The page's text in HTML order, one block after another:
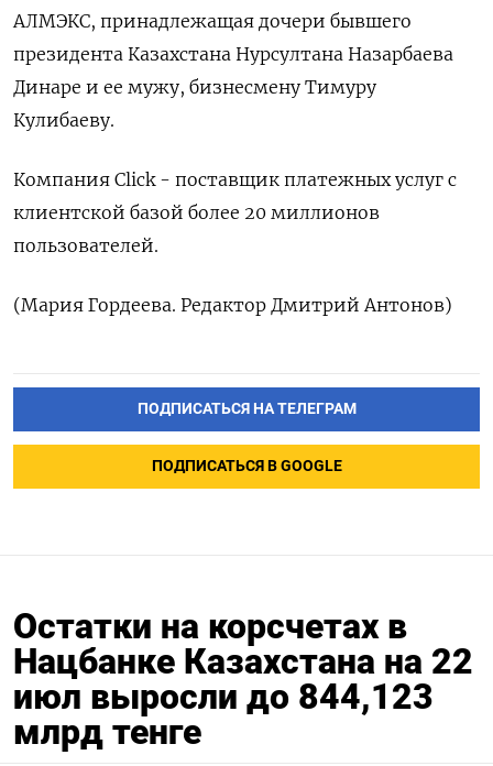
АЛМЭКС, принадлежащая дочери бывшего
президента Казахстана Нурсултана Назарбаева
Динаре и ее мужу, бизнесмену Тимуру
Кулибаеву.
Компания Click - поставщик платежных услуг с
клиентской базой более 20 миллионов
пользователей.
(Мария Гордеева. Редактор Дмитрий Антонов)
ПОДПИСАТЬСЯ НА ТЕЛЕГРАМ
ПОДПИСАТЬСЯ В GOOGLE
Остатки на корсчетах в
Нацбанке Казахстана на 22
июл выросли до 844,123
млрд тенге